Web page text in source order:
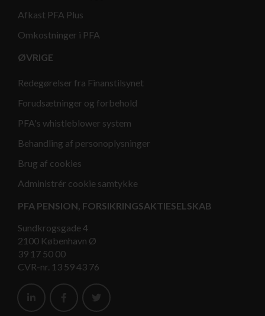
Afkast PFA Plus
Omkostninger i PFA
ØVRIGE
Redegørelser fra Finanstilsynet
Forudsætninger og forbehold
PFA's whistleblower system
Behandling af personoplysninger
Brug af cookies
Administrér cookie samtykke
PFA PENSION, FORSIKRINGSAKTIESELSKAB
Sundkrogsgade 4
2100 København Ø
39 17 50 00
CVR-nr. 13 59 43 76